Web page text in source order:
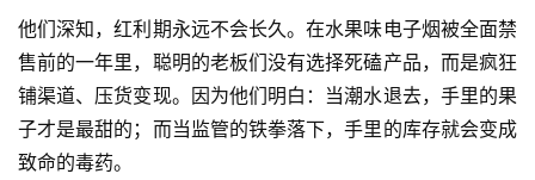
他们深知，红利期永远不会长久。在水果味电子烟被全面禁
售前的一年里，聪明的老板们没有选择死磕产品，而是疯狂
铺渠道、压货变现。因为他们明白：当潮水退去，手里的果
子才是最甜的；而当监管的铁拳落下，手里的库存就会变成
致命的毒药。